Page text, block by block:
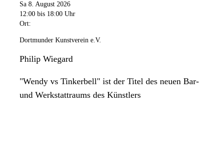
Sa 8. August 2026
12:00 bis 18:00 Uhr
Ort:
Dortmunder Kunstverein e.V.
Philip Wiegard
"Wendy vs Tinkerbell" ist der Titel des neuen Bar-
und Werkstattraums des Künstlers